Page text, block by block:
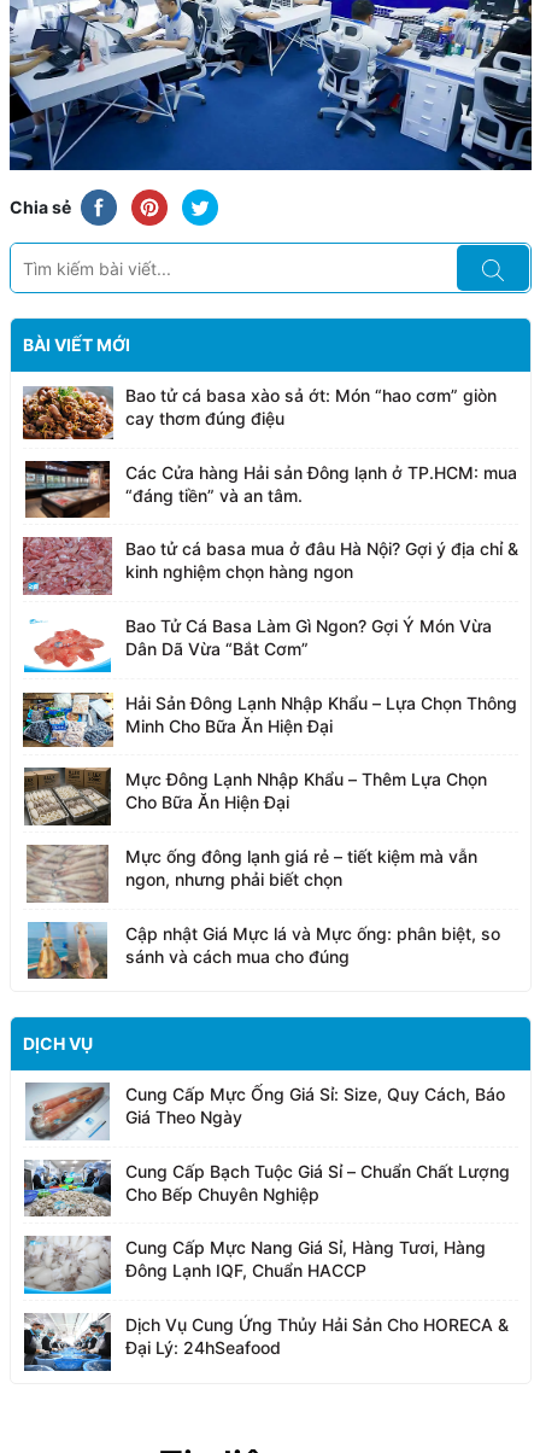
Chia sẻ
BÀI VIẾT MỚI
Bao tử cá basa xào sả ớt: Món “hao cơm” giòn
cay thơm đúng điệu
Các Cửa hàng Hải sản Đông lạnh ở TP.HCM: mua
“đáng tiền” và an tâm.
Bao tử cá basa mua ở đâu Hà Nội? Gợi ý địa chỉ &
kinh nghiệm chọn hàng ngon
Bao Tử Cá Basa Làm Gì Ngon? Gợi Ý Món Vừa
Dân Dã Vừa “Bắt Cơm”
Hải Sản Đông Lạnh Nhập Khẩu – Lựa Chọn Thông
Minh Cho Bữa Ăn Hiện Đại
Mực Đông Lạnh Nhập Khẩu – Thêm Lựa Chọn
Cho Bữa Ăn Hiện Đại
Mực ống đông lạnh giá rẻ – tiết kiệm mà vẫn
ngon, nhưng phải biết chọn
Cập nhật Giá Mực lá và Mực ống: phân biệt, so
sánh và cách mua cho đúng
DỊCH VỤ
Cung Cấp Mực Ống Giá Sỉ: Size, Quy Cách, Báo
Giá Theo Ngày
Cung Cấp Bạch Tuộc Giá Sỉ – Chuẩn Chất Lượng
Cho Bếp Chuyên Nghiệp
Cung Cấp Mực Nang Giá Sỉ, Hàng Tươi, Hàng
Đông Lạnh IQF, Chuẩn HACCP
Dịch Vụ Cung Ứng Thủy Hải Sản Cho HORECA &
Đại Lý: 24hSeafood